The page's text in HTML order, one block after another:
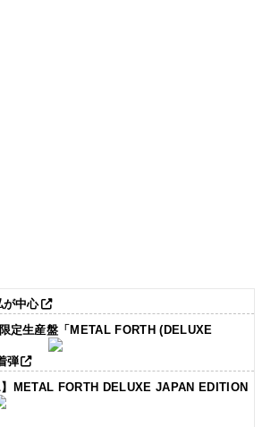
が中心
定生産盤「METAL FORTH (DELUXE
弾
】METAL FORTH DELUXE JAPAN EDITION